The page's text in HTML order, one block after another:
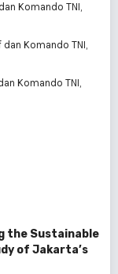
Komando TNI,
dan Komando TNI,
Komando TNI,
the Sustainable
of Jakarta’s